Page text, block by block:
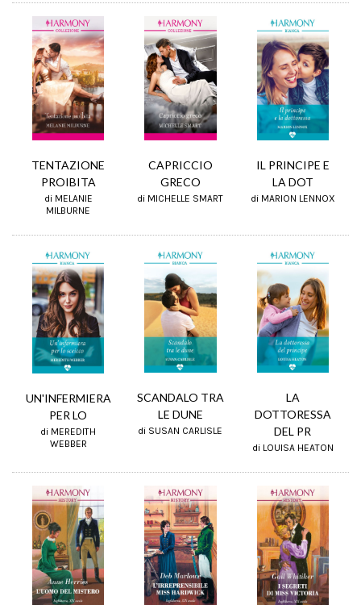
TENTAZIONE
PROIBITA
di MELANIE
MILBURNE
CAPRICCIO
GRECO
di MICHELLE SMART
IL PRINCIPE E
LA DOT
di MARION LENNOX
UN'INFERMIERA
PER LO
di MEREDITH
WEBBER
SCANDALO TRA
LE DUNE
di SUSAN CARLISLE
LA
DOTTORESSA
DEL PR
di LOUISA HEATON